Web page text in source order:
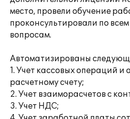
место, провели обучение
проконсультировали по
вопросам.
Автоматизированы
1. Учет кассовых операций и
расчетному счету;
2. Учет взаиморасчетов с
3. Учет НДС;